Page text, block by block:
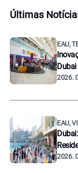
Últimas
EAU,
Dubai
2026.
EAU,
2026.